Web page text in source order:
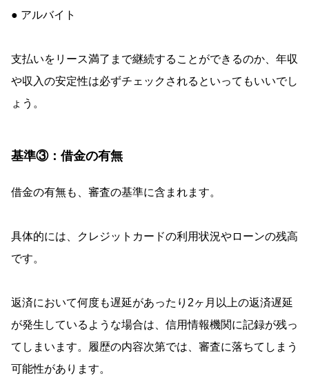
● アルバイト
支払いをリース満了まで継続することができるのか、年収
や収入の安定性は必ずチェックされるといってもいいでし
ょう。
基準③：借金の有無
借金の有無も、審査の基準に含まれます。
具体的には、クレジットカードの利用状況やローンの残高
です。
返済において何度も遅延があったり2ヶ月以上の返済遅延
が発生しているような場合は、信用情報機関に記録が残っ
てしまいます。履歴の内容次第では、審査に落ちてしまう
可能性があります。